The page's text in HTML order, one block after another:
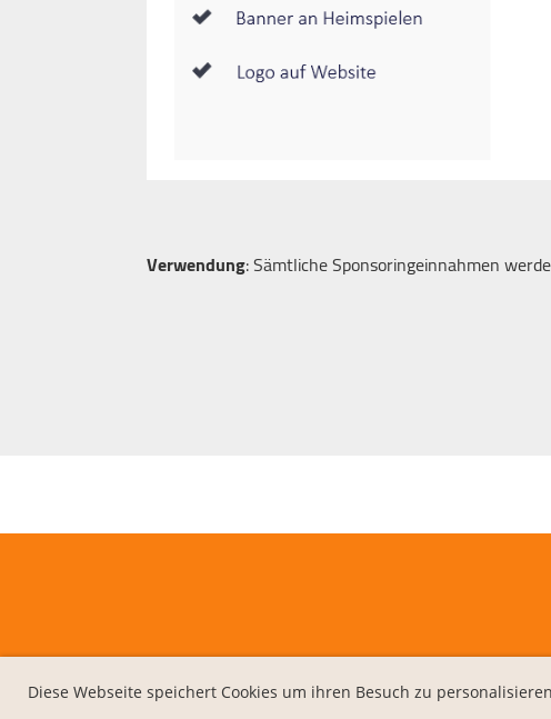
Diese Webseite speichert Cookies um ihren Besuch zu
Verwendung: Sämtliche Sponsoringeinnahmen